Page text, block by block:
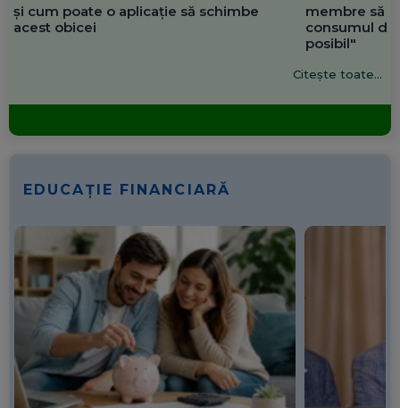
și cum poate o aplicație să schimbe
acest obicei
membre să
consumul de
posibil"
Citește toate...
EDUCAȚIE FINANCIARĂ